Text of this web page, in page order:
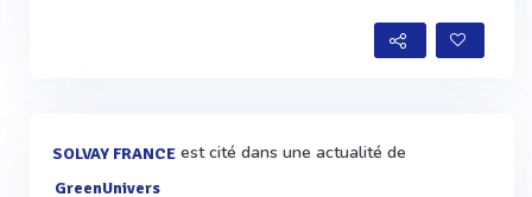
SOLVAY FRANCE est cité dans une actualité de
GreenUnivers